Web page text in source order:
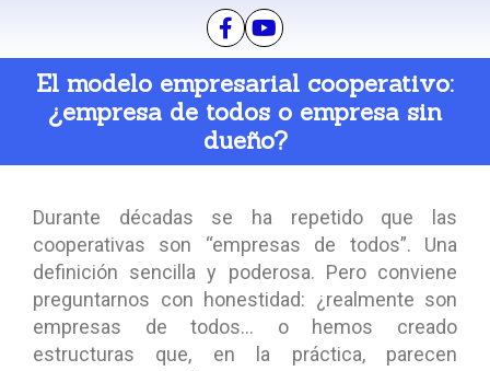
El modelo empresarial cooperativo:
¿empresa de todos o empresa sin
dueño?
Durante décadas se ha repetido que las
cooperativas son “empresas de todos”. Una
definición sencilla y poderosa. Pero conviene
preguntarnos con honestidad: ¿realmente son
empresas de todos… o hemos creado
estructuras que, en la práctica, parecen